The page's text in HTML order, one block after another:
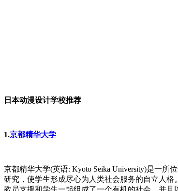
日本动漫设计学校推荐
1.京都精华大学
京都精华大学(英语: Kyoto Seika University)是一
研究，使学生形成尽心为人类社会服务的自立人
教员支援和学生一起组成了一个有机的社会，并且